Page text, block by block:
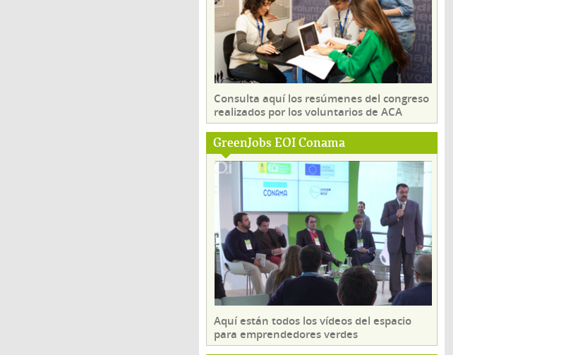
Consulta aquí los resúmenes del congreso
realizados por los voluntarios de ACA
GreenJobs EOI Conama
Aquí están todos los vídeos del espacio
para emprendedores verdes